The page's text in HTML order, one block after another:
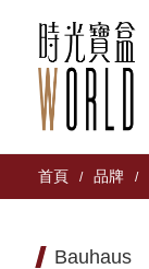
首頁 / 品牌 /
Bauhaus